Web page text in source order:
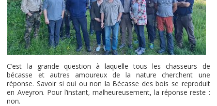
C’est la grande question à laquelle tous les chasseurs de
bécasse et autres amoureux de la nature cherchent une
réponse. Savoir si oui ou non la Bécasse des bois se reproduit
en Aveyron. Pour l’instant, malheureusement, la réponse reste :
non.